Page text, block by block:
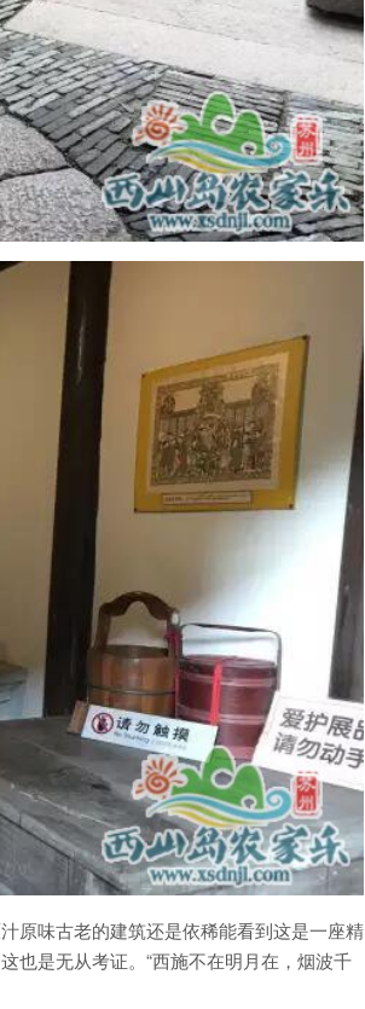
原味古老的建筑还是依稀能看到这是一座精
也是无从考证。“西施不在明月在，烟波千